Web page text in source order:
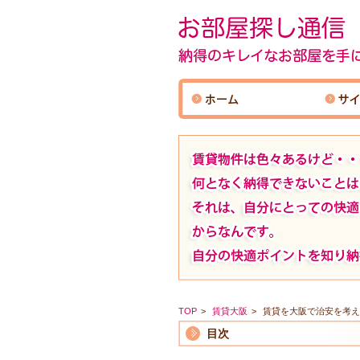
TOP 賃貸大阪 賃貸を大阪で治安を考
目次